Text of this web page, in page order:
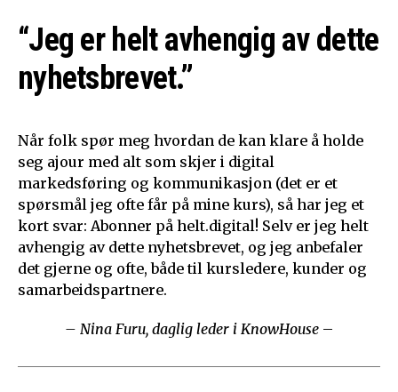
“Jeg er helt avhengig av dette
nyhetsbrevet.”
Når folk spør meg hvordan de kan klare å holde
seg ajour med alt som skjer i digital
markedsføring og kommunikasjon (det er et
spørsmål jeg ofte får på mine kurs), så har jeg et
kort svar: Abonner på helt.digital! Selv er jeg helt
avhengig av dette nyhetsbrevet, og jeg anbefaler
det gjerne og ofte, både til kursledere, kunder og
samarbeidspartnere.
– Nina Furu, daglig leder i KnowHouse –